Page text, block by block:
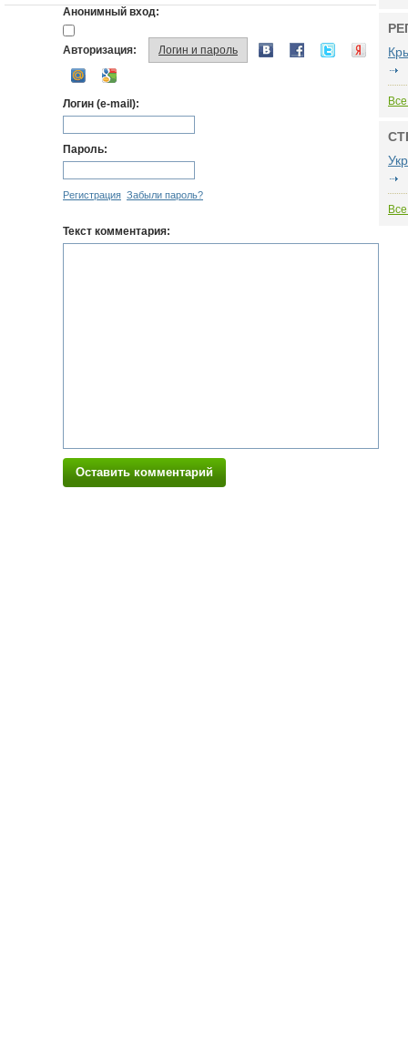
Анонимный вход:
Авторизация: Логин и пароль
Логин (e-mail):
Пароль:
Регистрация Забыли пароль?
Текст комментария:
Оставить комментарий